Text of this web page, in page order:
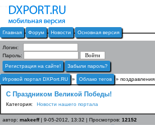
Главная Форум Новости Основная версия
Логин:
Пароль:
Регистрация на сайте!
Забыли пароль?
Игровой портал DXPort.RU » Облако тегов » поздравления
С Праздником Великой Победы!
Категория: Новости нашего портала
автор: makeeff| 9-05-2012, 13:32 | Просмотров: 12152